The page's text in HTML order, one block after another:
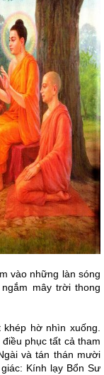
vào những làn sóng
mây trời thong
hờ nhìn xuống.
phục tất cả tham
và tán thán mười
Kính lạy Bổn Sư